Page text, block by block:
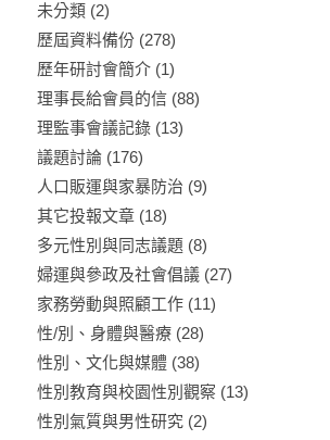
未分類(2)
歷屆資料備份(278)
歷年研討會簡介(1)
理事長給會員的信(88)
理監事會議記錄(13)
議題討論(176)
人口販運與家暴防治 (9)
其它投報文章(18)
多元性別與同志議題(8)
婦運與參政及社會倡議(27)
家務勞動與照顧工作(11)
性/別、身體與醫療(28)
性別、文化與媒體(38)
性別教育與校園性別觀察 (13)
性別氣質與男性研究(2)